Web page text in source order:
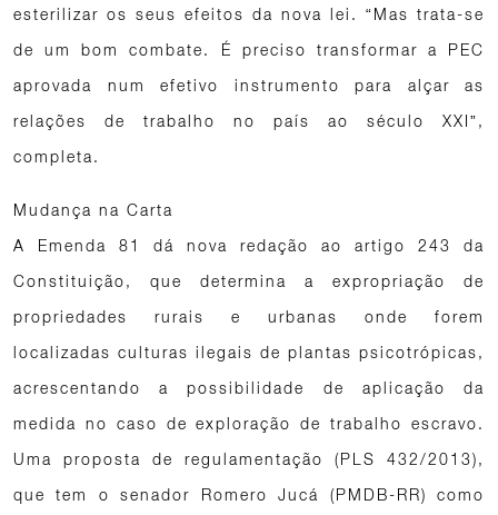
esterilizar os seus efeitos da nova lei. “Mas trata-se
de um bom combate. É preciso transformar a PEC
aprovada num efetivo instrumento para alçar as
relações de trabalho no país ao século XXI”,
completa.
Mudança na Carta
A Emenda 81 dá nova redação ao artigo 243 da
Constituição, que determina a expropriação de
propriedades rurais e urbanas onde forem
localizadas culturas ilegais de plantas psicotrópicas,
acrescentando a possibilidade de aplicação da
medida no caso de exploração de trabalho escravo.
Uma proposta de regulamentação (PLS 432/2013),
que tem o senador Romero Jucá (PMDB-RR) como